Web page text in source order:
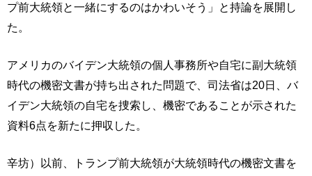
プ前大統領と一緒にするのはかわいそう」と持論を展開し
た。
アメリカのバイデン大統領の個人事務所や自宅に副大統領
時代の機密文書が持ち出された問題で、司法省は20日、バ
イデン大統領の自宅を捜索し、機密であることが示された
資料6点を新たに押収した。
辛坊）以前、トランプ前大統領が大統領時代の機密文書を